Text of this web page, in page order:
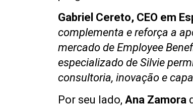
Gabriel Cereto, CEO em
complementa e reforça a
mercado de Employee
especializado de Silvie
consultoria, inovação e
Por seu lado,Ana Zamora